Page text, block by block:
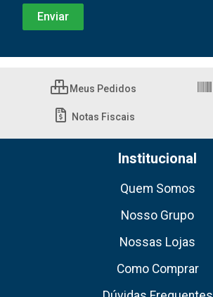
Meus Pedidos
Notas Fiscais
Institucional
Quem Somos
Nosso Grupo
Nossas Lojas
Como Comprar